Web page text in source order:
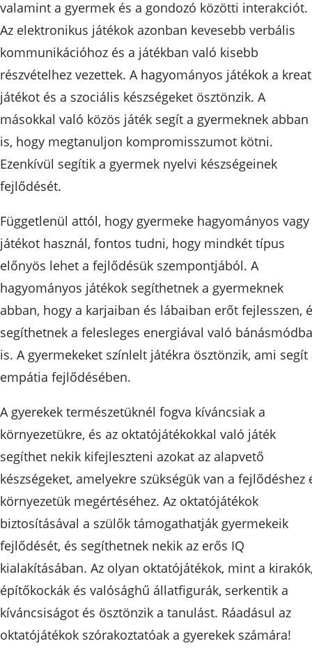
valamint a gyermek és a gondozó közötti interakciót.
Az elektronikus játékok azonban kevesebb verbális
kommunikációhoz és a játékban való kisebb
részvételhez vezettek. A hagyományos játékok a
játékot és a szociális készségeket ösztönzik. A
másokkal való közös játék segít a gyermeknek abban
is, hogy megtanuljon kompromisszumot kötni.
Ezenkívül segítik a gyermek nyelvi készségeinek
fejlődését.
Függetlenül attól, hogy gyermeke hagyományos
játékot használ, fontos tudni, hogy mindkét típus
előnyös lehet a fejlődésük szempontjából. A
hagyományos játékok segíthetnek a gyermeknek
abban, hogy a karjaiban és lábaiban erőt fejlesszen,
segíthetnek a felesleges energiával való
is. A gyermekeket színlelt játékra ösztönzik, ami segít
empátia fejlődésében.
A gyerekek természetüknél fogva kíváncsiak a
környezetükre, és az oktatójátékokkal való játék
segíthet nekik kifejleszteni azokat az alapvető
készségeket, amelyekre szükségük van a fejlődéshez
környezetük megértéséhez. Az oktatójátékok
biztosításával a szülők támogathatják gyermekeik
fejlődését, és segíthetnek nekik az erős IQ
kialakításában. Az olyan oktatójátékok, mint a
építőkockák és valósághű állatfigurák, serkentik a
kíváncsiságot és ösztönzik a tanulást. Ráadásul az
oktatójátékok szórakoztatóak a gyerekek számára!